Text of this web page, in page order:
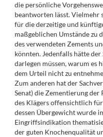
die persönliche
beantworten lässt. Vielmehr
für die derzeitige und
maßgeblichen Umstände zu
des verwendeten Zements
könnten. Jedenfalls hätte der
darlegen müssen, warum es
dem Urteil nicht zu
Zum anderen hat der
Senat) die Zementierung der
des Klägers offensichtlich
dessen Übergewicht wurde
Eingriffsindikation
der guten Knochenqualität